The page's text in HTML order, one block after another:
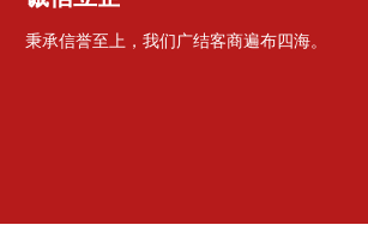
秉承信誉至上，我们广结客商遍布四海。